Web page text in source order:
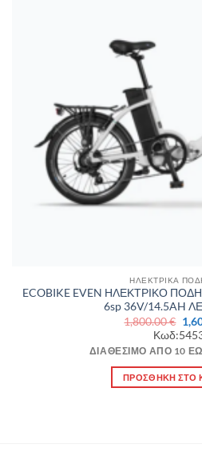
ΗΛΕΚΤΡΙΚΑ
ECOBIKE EVEN ΗΛΕΚΤΡΙΚΟ
6sp 36V/14.5AH
1,800.00€
ΔΙΑΘΈΣΙΜΟ ΑΠΌ 10
ΠΡΟΣΘΉΚΗ ΣΤΟ